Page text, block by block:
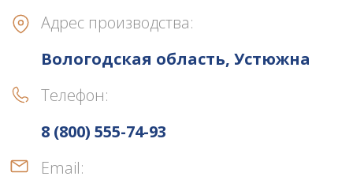
Адрес производства:
Вологодская область, Устюжна
Телефон:
8 (800) 555-74-93
Email: